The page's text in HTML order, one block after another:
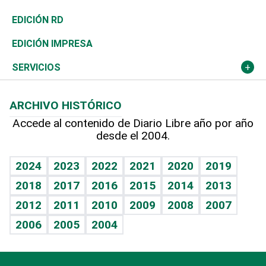
Ocenanía
Caribe
Resto del mundo
Telecom.
Global y variable
Economía personal
Sociales
Novedades
Podcast Arte Libre
Hablando con el pediatra
Vida y familia
Eñe
Celebrando la vida
Sin complejos
En pocas palabras
Tenis
Olimpismo
Más deportes
Línea de hit
TBT Deportivo
Frente al Statu Quo
El Espía
Noticiero Poteleche
Lecturas
Historia
Martes de tecnología
Cambio climático
Revista
Deportes
Opinión
Hecho en casa
Guía del dinero
EDICIÓN RD
EDICIÓN IMPRESA
SERVICIOS
Cumpleaños
Horóscopos
Juegos
ARCHIVO HISTÓRICO
Accede al contenido de Diario Libre año por año
desde el 2004.
2024 2023 2022 2021 2020
2019
2018
2017 2016 2015 2014
2013
2012
2011 2010 2009 2008
2007
2006
2005 2004